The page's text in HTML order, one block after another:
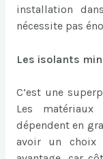
installation
nécessite pas
Les isolants
C’est une
Les
dépendent en
avoir un choix